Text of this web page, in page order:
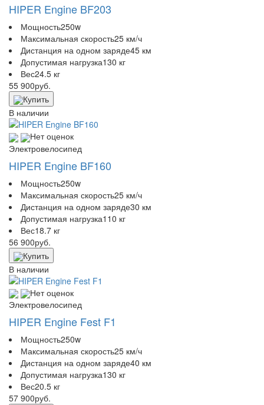
HIPER Engine BF203
Мощность250w
Максимальная скорость25 км/ч
Дистанция на одном заряде45 км
Допустимая нагрузка130 кг
Вес24.5 кг
55 900руб.
Купить
В наличии
Нет оценок
Электровелосипед
HIPER Engine BF160
Мощность250w
Максимальная скорость25 км/ч
Дистанция на одном заряде30 км
Допустимая нагрузка110 кг
Вес18.7 кг
56 900руб.
Купить
В наличии
Нет оценок
Электровелосипед
HIPER Engine Fest F1
Мощность250w
Максимальная скорость25 км/ч
Дистанция на одном заряде40 км
Допустимая нагрузка130 кг
Вес20.5 кг
57 900руб.